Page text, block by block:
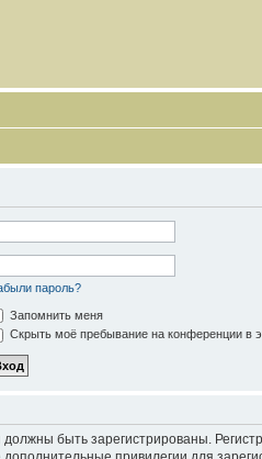
пароль?
Запомнить меня
Скрыть моё пребывание на конференции в
быть зарегистрированы.